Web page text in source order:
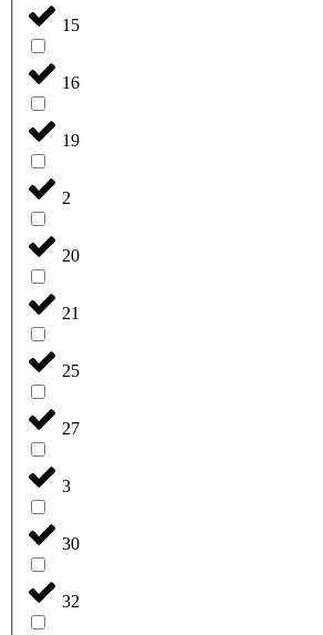
15
16
19
2
20
21
25
27
3
30
32